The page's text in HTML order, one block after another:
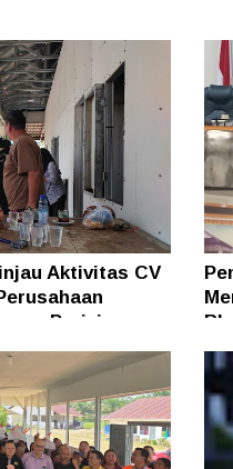
Aktivitas CV
Perizinan